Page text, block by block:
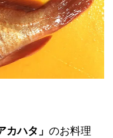
カハタ」 のお料理